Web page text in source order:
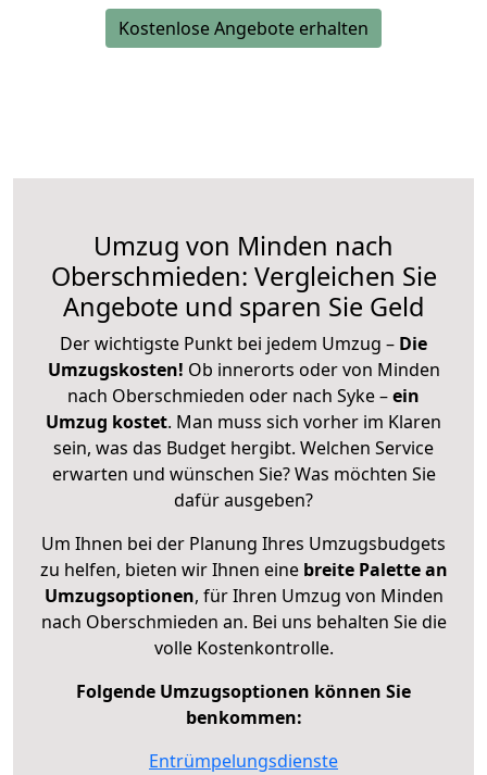
Kostenlose Angebote erhalten
Umzug von Minden nach
Oberschmieden: Vergleichen Sie
Angebote und sparen Sie Geld
Der wichtigste Punkt bei jedem Umzug – Die
Umzugskosten! Ob innerorts oder von Minden
nach Oberschmieden oder nach Syke –ein
Umzug kostet. Man muss sich vorher im Klaren
sein, was das Budget hergibt. Welchen Service
erwarten und wünschen Sie? Was möchten Sie
dafür ausgeben?
Um Ihnen bei der Planung Ihres Umzugsbudgets
zu helfen, bieten wir Ihnen eine breite Palette an
Umzugsoptionen, für Ihren Umzug von Minden
nach Oberschmieden an. Bei uns behalten Sie die
volle Kostenkontrolle.
Folgende Umzugsoptionen können Sie
benkommen:
Entrümpelungsdienste